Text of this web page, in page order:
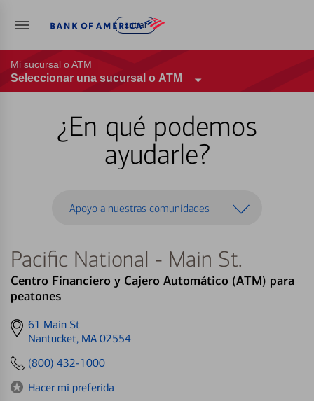
Entrar
Mi sucursal o ATM
Seleccionar una sucursal o ATM
¿En qué podemos
ayudarle?
Apoyo a nuestras comunidades
Pacific National - Main St.
Centro Financiero y Cajero Automático (ATM) para
peatones
Get
directions
61 Main St
Nantucket, MA 02554
(800) 432-1000
Hacer mi preferida